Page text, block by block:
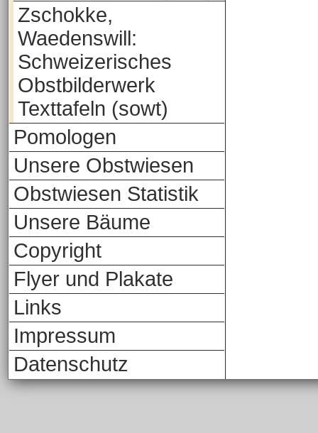
Zschokke,
Waedenswill:
Schweizerisches
Obstbilderwerk
Texttafeln (sowt)
Pomologen
Unsere Obstwiesen
Obstwiesen Statistik
Unsere Bäume
Copyright
Flyer und Plakate
Links
Impressum
Datenschutz